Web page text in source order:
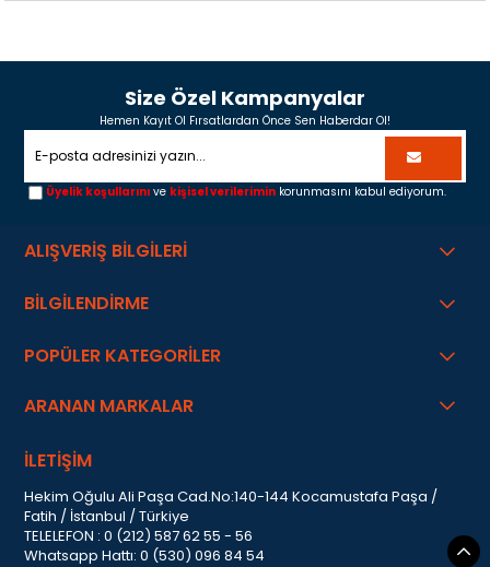
Size Özel Kampanyalar
Hemen Kayıt Ol Fırsatlardan Önce Sen Haberdar Ol!
Üyelik koşullarını ve kişisel verilerimin korunmasını kabul ediyorum.
ALIŞVERİŞ BİLGİLERİ
BİLGİLENDİRME
POPÜLER KATEGORİLER
ARANAN MARKALAR
İLETİŞİM
Hekim Oğulu Ali Paşa Cad.No:140-144 Kocamustafa Paşa /
Fatih / İstanbul / Türkiye
TELELEFON : 0 (212) 587 62 55 - 56
Whatsapp Hattı: 0 (530) 096 84 54